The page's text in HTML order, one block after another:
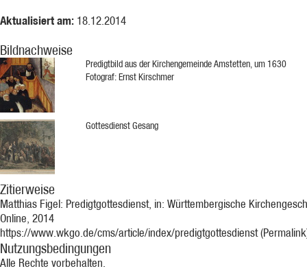
Aktualisiert am: 18.12.2014
Bildnachweise
Predigtbild aus der Kirchengemeinde Amstetten, um 1630
Fotograf: Ernst Kirschmer
Gottesdienst Gesang
Zitierweise
Matthias Figel: Predigtgottesdienst, in: Württembergische
Online, 2014
https://www.wkgo.de/cms/article/index/predigtgottesdienst
Nutzungsbedingungen
Alle Rechte vorbehalten.